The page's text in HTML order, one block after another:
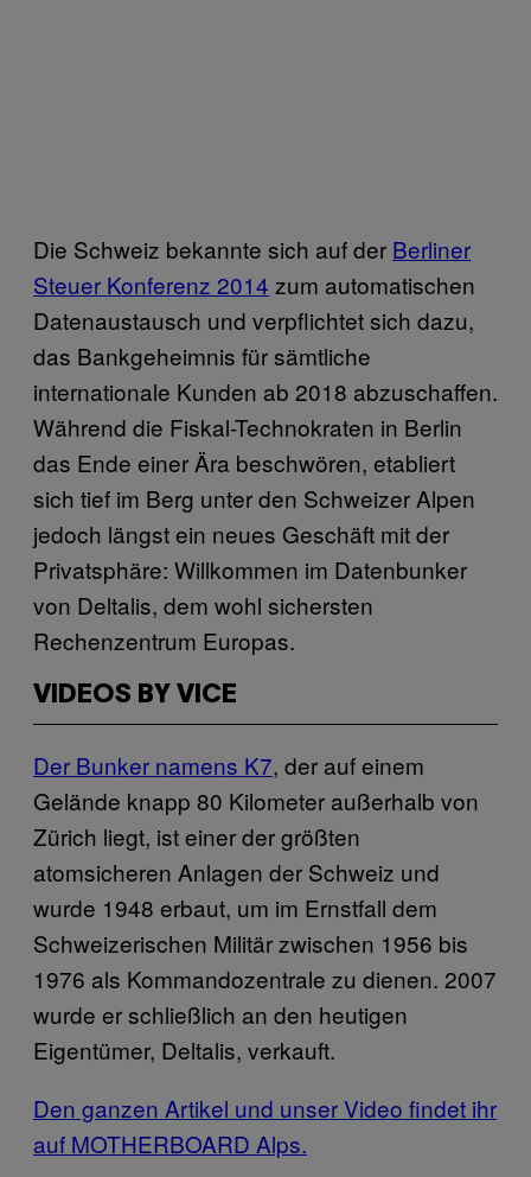
Die Schweiz bekannte sich auf der Berliner
Steuer Konferenz 2014 zum automatischen
Datenaustausch und verpflichtet sich dazu,
das Bankgeheimnis für sämtliche
internationale Kunden ab 2018 abzuschaffen.
Während die Fiskal-Technokraten in Berlin
das Ende einer Ära beschwören, etabliert
sich tief im Berg unter den Schweizer Alpen
jedoch längst ein neues Geschäft mit der
Privatsphäre: Willkommen im Datenbunker
von Deltalis, dem wohl sichersten
Rechenzentrum Europas.
VIDEOS BY VICE
Der Bunker namens K7, der auf einem
Gelände knapp 80 Kilometer außerhalb von
Zürich liegt, ist einer der größten
atomsicheren Anlagen der Schweiz und
wurde 1948 erbaut, um im Ernstfall dem
Schweizerischen Militär zwischen 1956 bis
1976 als Kommandozentrale zu dienen. 2007
wurde er schließlich an den heutigen
Eigentümer, Deltalis, verkauft.
Den ganzen Artikel und unser Video findet ihr
auf MOTHERBOARD Alps.